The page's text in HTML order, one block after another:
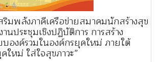
ริมพลังภาคีเครือข่ายสมาคมนักสร้างสุข
นประชุมเชิงปฏิบัติการ การสร้าง
บองค์รวมในองค์กรยุคใหม่ ภายใต้
ใหม่ ใส่ใจสุขภาวะ”